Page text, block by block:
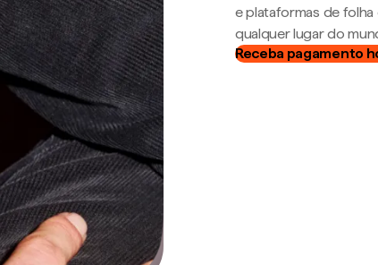
e plataformas de
qualquer lugar do
Receba pagamento